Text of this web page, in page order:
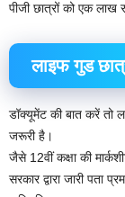
पीजी छात्रों को एक लाख
लाइफ गुड
डॉक्यूमेंट की बात करें तो
जरूरी है।
जैसे 12वीं कक्षा की
सरकार द्वारा जारी पता